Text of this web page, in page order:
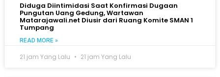
Diduga Diintimidasi Saat Konfirmasi Dugaan
Pungutan Uang Gedung, Wartawan
Matarajawali.net Diusir dari Ruang Komite SMAN 1
Tumpang
READ MORE »
21 jam Yang Lalu 21 jam Yang Lalu